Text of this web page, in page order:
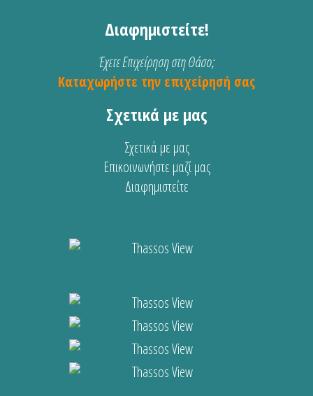
Διαφημιστείτε!
Έχετε Επιχείρηση στη Θάσο;
Καταχωρήστε την επιχείρησή σας
Σχετικά με μας
Σχετικά με μας
Επικοινωνήστε μαζί μας
Διαφημιστείτε